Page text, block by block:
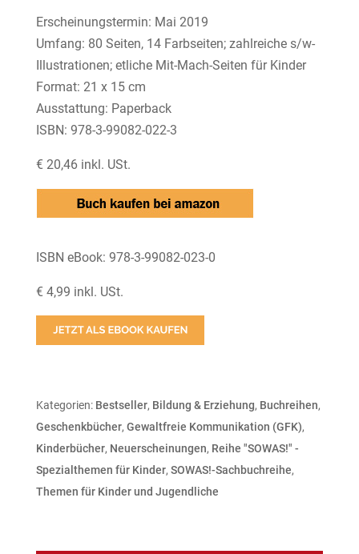
Erscheinungstermin: Mai 2019
Umfang: 80 Seiten, 14 Farbseiten; zahlreiche s/w-
Illustrationen; etliche Mit-Mach-Seiten für Kinder
Format: 21 x 15 cm
Ausstattung: Paperback
ISBN: 978-3-99082-022-3
€ 20,46 inkl. USt.
ISBN eBook: 978-3-99082-023-0
€ 4,99 inkl. USt.
Kategorien: Bestseller, Bildung & Erziehung, Buchreihen,
Geschenkbücher, Gewaltfreie Kommunikation (GFK),
Kinderbücher, Neuerscheinungen, Reihe "SOWAS!" -
Spezialthemen für Kinder, SOWAS!-Sachbuchreihe,
Themen für Kinder und Jugendliche